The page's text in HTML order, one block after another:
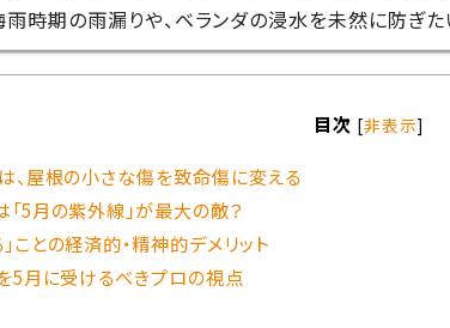
雨時期の雨漏りや、ベランダの浸水を未然に防ぎ
目次 [非表示]
、屋根の小さな傷を致命傷に変える
5月の紫外線」が最大の敵？
ことの経済的・精神的デメリット
5月に受けるべきプロの視点